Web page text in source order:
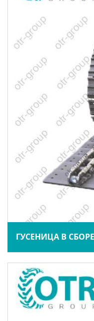
ГУСЕНИЦА В СБОРЕ